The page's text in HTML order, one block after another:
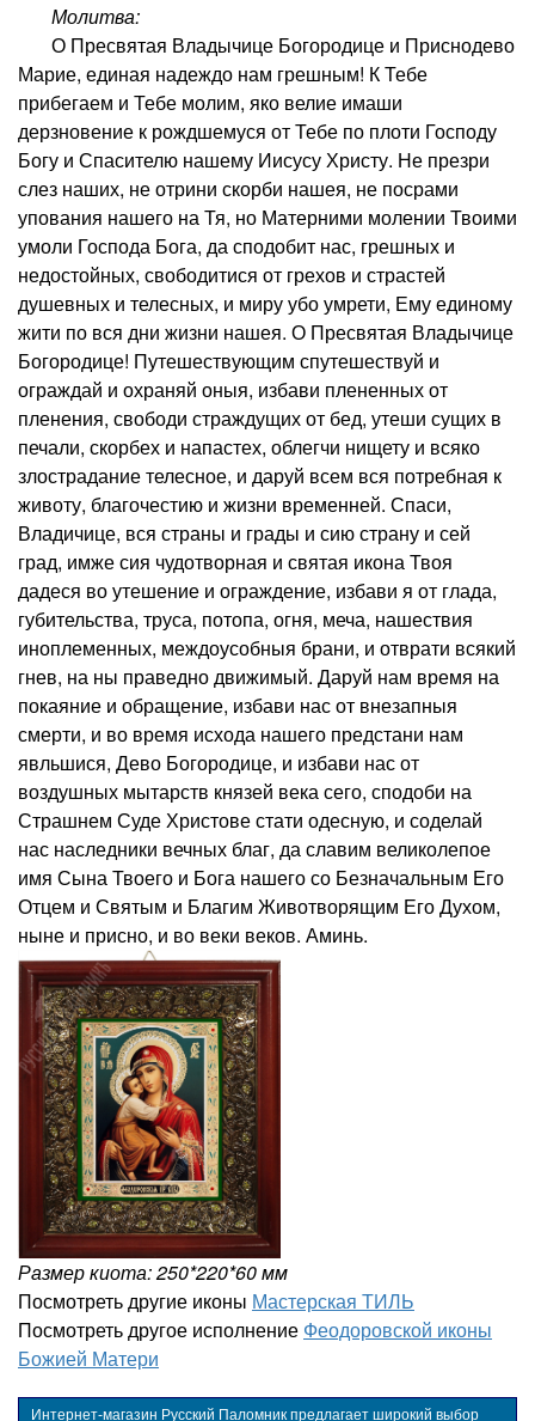
Молитва:
О Пресвятая Владычице Богородице и Приснодево
Марие, единая надеждо нам грешным! К Тебе
прибегаем и Тебе молим, яко велие имаши
дерзновение к рождшемуся от Тебе по плоти Господу
Богу и Спасителю нашему Иисусу Христу. Не презри
слез наших, не отрини скорби нашея, не посрами
упования нашего на Тя, но Матерними молении Твоими
умоли Господа Бога, да сподобит нас, грешных и
недостойных, свободитися от грехов и страстей
душевных и телесных, и миру убо умрети, Ему единому
жити по вся дни жизни нашея. О Пресвятая Владычице
Богородице! Путешествующим спутешествуй и
ограждай и охраняй оныя, избави плененных от
пленения, свободи страждущих от бед, утеши сущих в
печали, скорбех и напастех, облегчи нищету и всяко
злострадание телесное, и даруй всем вся потребная к
животу, благочестию и жизни временней. Спаси,
Владичице, вся страны и грады и сию страну и сей
град, имже сия чудотворная и святая икона Твоя
дадеся во утешение и ограждение, избави я от глада,
губительства, труса, потопа, огня, меча, нашествия
иноплеменных, междоусобныя брани, и отврати всякий
гнев, на ны праведно движимый. Даруй нам время на
покаяние и обращение, избави нас от внезапныя
смерти, и во время исхода нашего предстани нам
явльшися, Дево Богородице, и избави нас от
воздушных мытарств князей века сего, сподоби на
Страшнем Суде Христове стати одесную, и соделай
нас наследники вечных благ, да славим великолепое
имя Сына Твоего и Бога нашего со Безначальным Его
Отцем и Святым и Благим Животворящим Его Духом,
ныне и присно, и во веки веков. Аминь.
Размер киота: 250*220*60 мм
Посмотреть другие иконы Мастерская ТИЛЬ
Посмотреть другое исполнение Феодоровской иконы
Божией Матери
Интернет-магазин Русский Паломник предлагает широкий выбор